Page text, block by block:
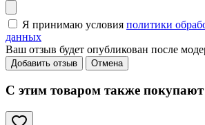
Я принимаю условия политики
данных
Ваш отзыв будет опубликован после
Добавить отзыв Отмена
С этим товаром также покупают